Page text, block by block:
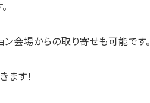
会場からの取り寄せも可能です。
ます！